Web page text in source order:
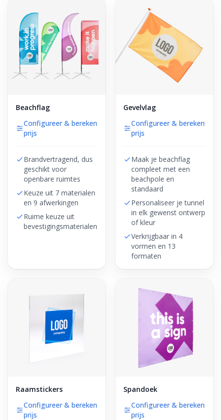
Beachflag
Configureer & bereken
prijs
Brandvertragend, dus
geschikt voor
openbare ruimtes
Keuze uit 7 materialen
en 9 afwerkingen
Ruime keuze uit
bevestigingsmaterialen
Gevelvlag
Configureer & bereken
prijs
Maak je beachflag
compleet met een
beachpole en
standaard
Personaliseer je tunnel
in elk gewenst ontwerp
of kleur
Verkrijgbaar in 4
vormen en 13
formaten
Raamstickers
Configureer & bereken
prijs
Spandoek
Configureer & bereken
prijs